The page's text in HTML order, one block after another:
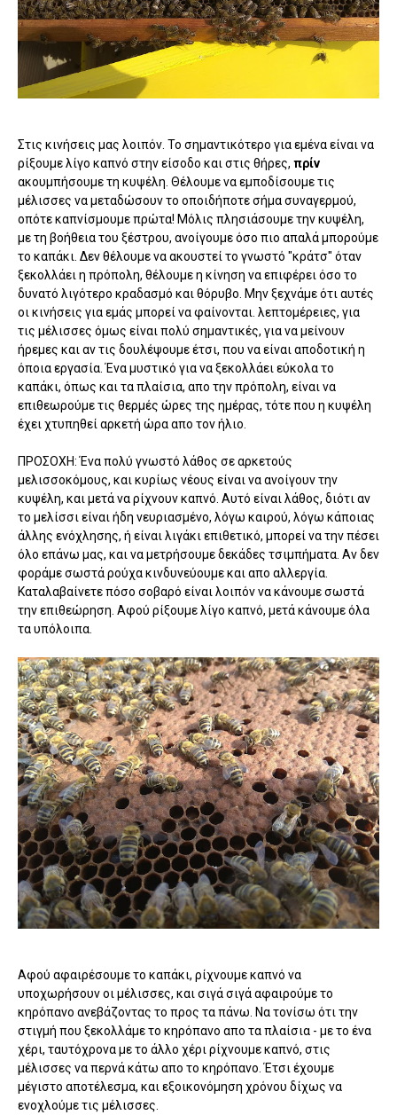
Στις κινήσεις μας λοιπόν. Το σημαντικότερο για εμένα είναι να
ρίξουμε λίγο καπνό στην είσοδο και στις θήρες, πρίν
ακουμπήσουμε τη κυψέλη. Θέλουμε να εμποδίσουμε τις
μέλισσες να μεταδώσουν το οποιδήποτε σήμα συναγερμού,
οπότε καπνίσμουμε πρώτα! Μόλις πλησιάσουμε την κυψέλη,
με τη βοήθεια του ξέστρου, ανοίγουμε όσο πιο απαλά μπορούμε
το καπάκι. Δεν θέλουμε να ακουστεί το γνωστό "κράτσ" όταν
ξεκολλάει η πρόπολη, θέλουμε η κίνηση να επιφέρει όσο το
δυνατό λιγότερο κραδασμό και θόρυβο. Μην ξεχνάμε ότι αυτές
οι κινήσεις για εμάς μπορεί να φαίνονται. λεπτομέρειες, για
τις μέλισσες όμως είναι πολύ σημαντικές, για να μείνουν
ήρεμες και αν τις δουλέψουμε έτσι, που να είναι αποδοτική η
όποια εργασία. Ένα μυστικό για να ξεκολλάει εύκολα το
καπάκι, όπως και τα πλαίσια, απο την πρόπολη, είναι να
επιθεωρούμε τις θερμές ώρες της ημέρας, τότε που η κυψέλη
έχει χτυπηθεί αρκετή ώρα απο τον ήλιο.
ΠΡΟΣΟΧΗ: Ένα πολύ γνωστό λάθος σε αρκετούς
μελισσοκόμους, και κυρίως νέους είναι να ανοίγουν την
κυψέλη, και μετά να ρίχνουν καπνό. Αυτό είναι λάθος, διότι αν
το μελίσσι είναι ήδη νευριασμένο, λόγω καιρού, λόγω κάποιας
άλλης ενόχλησης, ή είναι λιγάκι επιθετικό, μπορεί να την πέσει
όλο επάνω μας, και να μετρήσουμε δεκάδες τσιμπήματα. Αν δεν
φοράμε σωστά ρούχα κινδυνεύουμε και απο αλλεργία.
Καταλαβαίνετε πόσο σοβαρό είναι λοιπόν να κάνουμε σωστά
την επιθεώρηση. Αφού ρίξουμε λίγο καπνό, μετά κάνουμε όλα
τα υπόλοιπα.
Αφού αφαιρέσουμε το καπάκι, ρίχνουμε καπνό να
υποχωρήσουν οι μέλισσες, και σιγά σιγά αφαιρούμε το
κηρόπανο ανεβάζοντας το προς τα πάνω. Να τονίσω ότι την
στιγμή που ξεκολλάμε το κηρόπανο απο τα πλαίσια - με το ένα
χέρι, ταυτόχρονα με το άλλο χέρι ρίχνουμε καπνό, στις
μέλισσες να περνά κάτω απο το κηρόπανο. Έτσι έχουμε
μέγιστο αποτέλεσμα, και εξοικονόμηση χρόνου δίχως να
ενοχλούμε τις μέλισσες.